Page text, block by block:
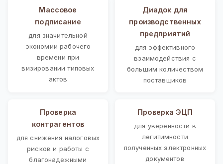
Массовое
подписание
для значительной
экономии рабочего
времени при
визировании типовых
актов
Диадок для
производственных
предприятий
для эффективного
взаимодействия с
большим количеством
поставщиков
Проверка
контрагентов
для снижения налоговых
рисков и работы с
благонадежными
Проверка ЭЦП
для уверенности в
легитимности
полученных электронных
документов